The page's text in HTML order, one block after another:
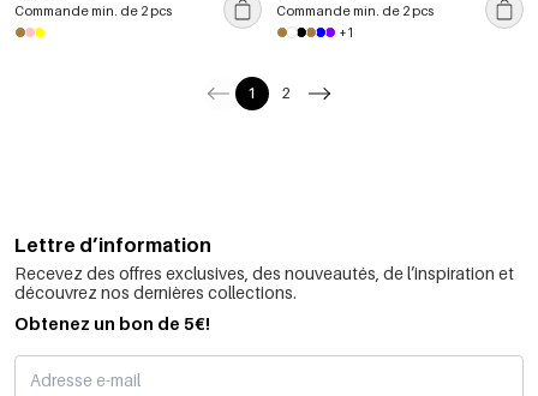
Commande min. de 2 pcs Commande min. de 2 pcs
+1
1 2
Lettre d’information
Recevez des offres exclusives, des nouveautés, de l’inspiration et
découvrez nos dernières collections.
Obtenez un bon de 5€!